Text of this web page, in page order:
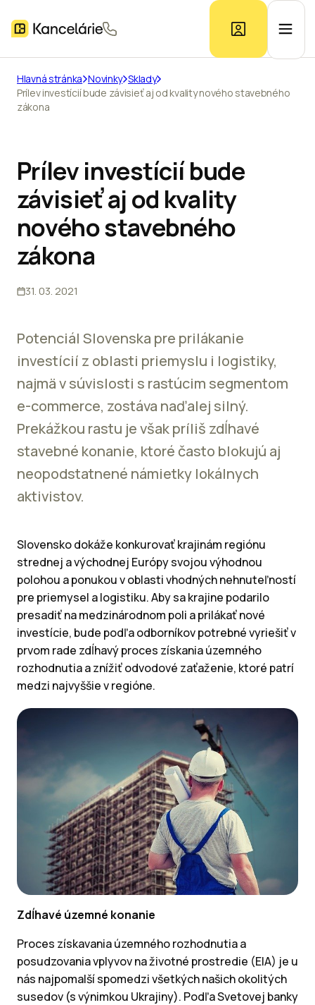
Ponuka kancelárií
Kontakt
Hlavná stránka Novinky Sklady
Prílev investícií bude závisieť aj od kvality nového stavebného
zákona
Prílev investícií bude
závisieť aj od kvality
nového stavebného
zákona
31. 03. 2021
Potenciál Slovenska pre prilákanie
investícií z oblasti priemyslu i logistiky,
najmä v súvislosti s rastúcim segmentom
e-commerce, zostáva naďalej silný.
Prekážkou rastu je však príliš zdĺhavé
stavebné konanie, ktoré často blokujú aj
neopodstatnené námietky lokálnych
aktivistov.
Slovensko dokáže konkurovať krajinám regiónu
strednej a východnej Európy svojou výhodnou
polohou a ponukou v oblasti vhodných nehnuteľností
pre priemysel a logistiku. Aby sa krajine podarilo
presadiť na medzinárodnom poli a prilákať nové
investície, bude podľa odborníkov potrebné vyriešiť v
prvom rade zdĺhavý proces získania územného
rozhodnutia a znížiť odvodové zaťaženie, ktoré patrí
medzi najvyššie v regióne.
Zdĺhavé územné konanie
Proces získavania územného rozhodnutia a
posudzovania vplyvov na životné prostredie (EIA) je u
nás najpomalší spomedzi všetkých našich okolitých
susedov (s výnimkou Ukrajiny). Podľa Svetovej banky